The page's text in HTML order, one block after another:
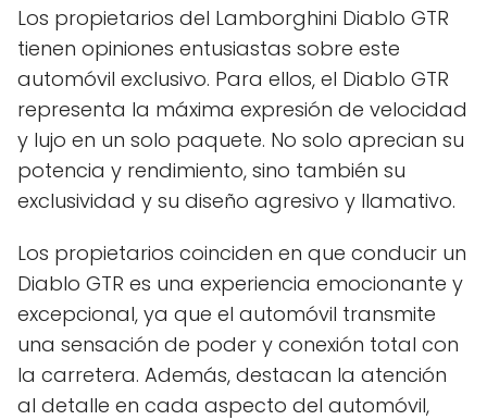
Los propietarios del Lamborghini Diablo GTR
tienen opiniones entusiastas sobre este
automóvil exclusivo. Para ellos, el Diablo GTR
representa la máxima expresión de velocidad
y lujo en un solo paquete. No solo aprecian su
potencia y rendimiento, sino también su
exclusividad y su diseño agresivo y llamativo.
Los propietarios coinciden en que conducir un
Diablo GTR es una experiencia emocionante y
excepcional, ya que el automóvil transmite
una sensación de poder y conexión total con
la carretera. Además, destacan la atención
al detalle en cada aspecto del automóvil,